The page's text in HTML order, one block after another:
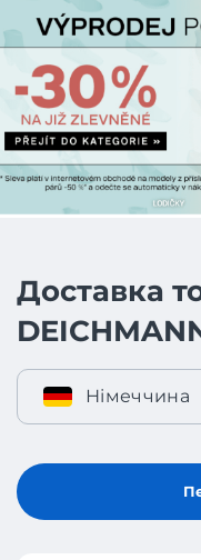
Доставка
Німеччина